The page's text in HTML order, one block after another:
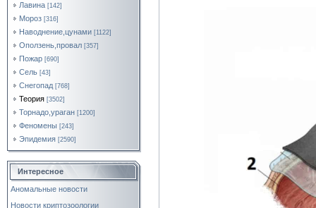
Лавина [142]
Мороз [316]
Наводнение,цунами [1122]
Оползень,провал [357]
Пожар [690]
Сель [43]
Снегопад [768]
Теория [3502]
Торнадо,ураган [1200]
Феномены [243]
Эпидемия [2590]
Интересное
Аномальные новости
Новости криптозоологии